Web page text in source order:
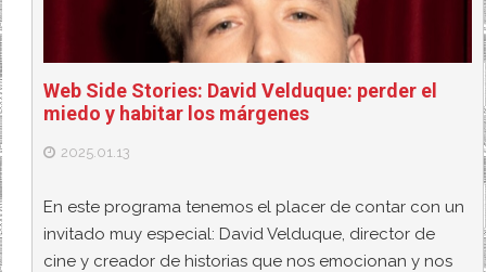
Web Side Stories: David Velduque: perder el
miedo y habitar los márgenes
2025.01.13
En este programa tenemos el placer de contar con un
invitado muy especial: David Velduque, director de
cine y creador de historias que nos emocionan y nos